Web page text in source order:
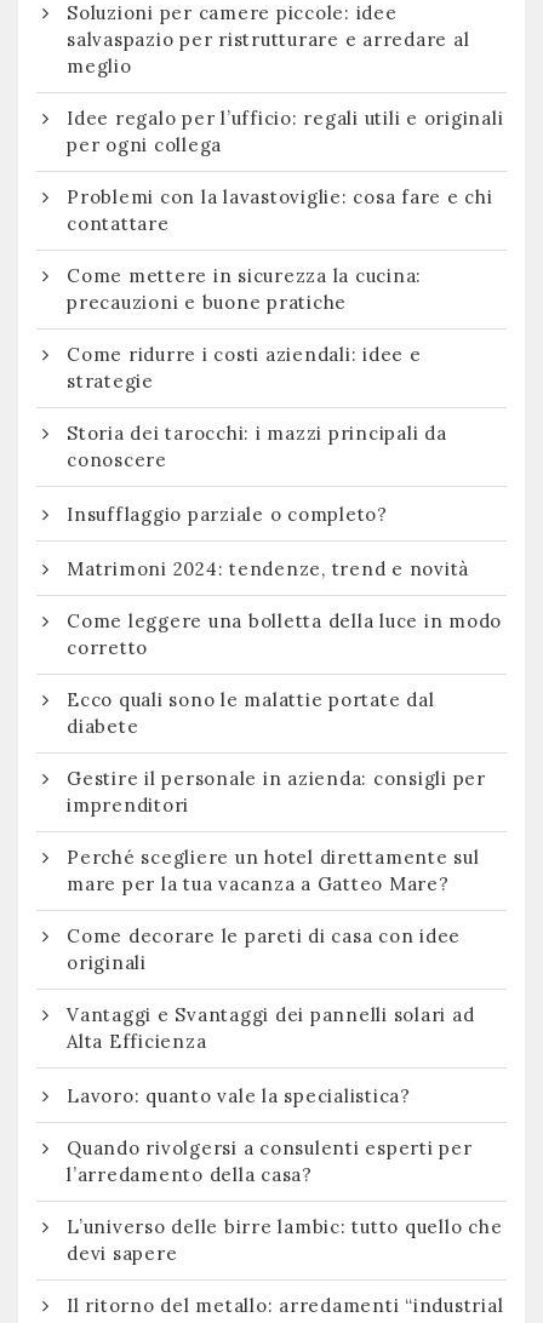
Soluzioni per camere piccole: idee
salvaspazio per ristrutturare e arredare al
meglio
Idee regalo per l’ufficio: regali utili e originali
per ogni collega
Problemi con la lavastoviglie: cosa fare e chi
contattare
Come mettere in sicurezza la cucina:
precauzioni e buone pratiche
Come ridurre i costi aziendali: idee e
strategie
Storia dei tarocchi: i mazzi principali da
conoscere
Insufflaggio parziale o completo?
Matrimoni 2024: tendenze, trend e novità
Come leggere una bolletta della luce in modo
corretto
Ecco quali sono le malattie portate dal
diabete
Gestire il personale in azienda: consigli per
imprenditori
Perché scegliere un hotel direttamente sul
mare per la tua vacanza a Gatteo Mare?
Come decorare le pareti di casa con idee
originali
Vantaggi e Svantaggi dei pannelli solari ad
Alta Efficienza
Lavoro: quanto vale la specialistica?
Quando rivolgersi a consulenti esperti per
l’arredamento della casa?
L’universo delle birre lambic: tutto quello che
devi sapere
Il ritorno del metallo: arredamenti “industrial